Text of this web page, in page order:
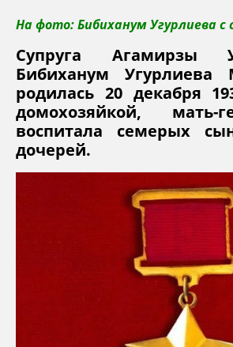
На фото: Бибиханум Угурлиева с
Супруга Агамирзы
Бибиханум Угурлиева
родилась 20 декабря
домохозяйкой, мать-
воспитала семерых
дочерей.